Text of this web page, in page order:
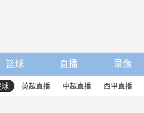
篮球 直播 录像
球 英超直播 中超直播 西甲直播